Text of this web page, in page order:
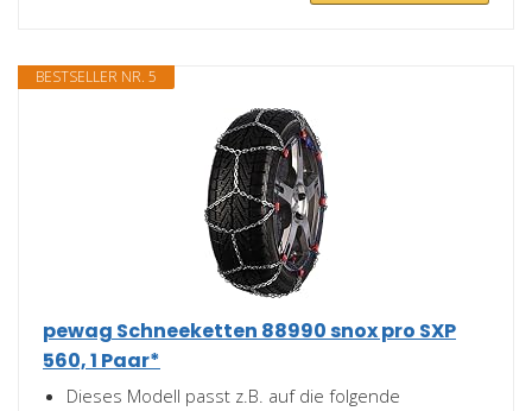
BESTSELLER NR. 5
pewag Schneeketten 88990 snox pro SXP
560, 1 Paar*
Dieses Modell passt z.B. auf die folgende